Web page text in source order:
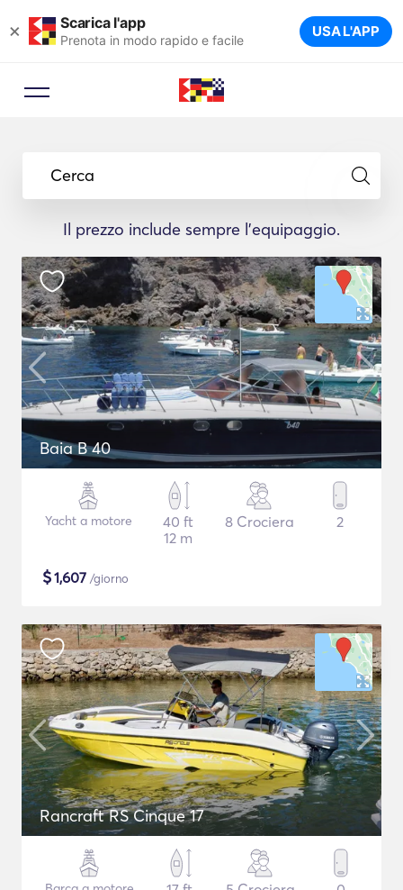
× Scarica l'app
Prenota in modo rapido e facile USA L'APP
Cerca
Il prezzo include sempre l'equipaggio.
Baia B 40
Yacht a motore
40 ft
12 m
8 Crociera 2
$1,607 /giorno
Rancraft RS Cinque 17